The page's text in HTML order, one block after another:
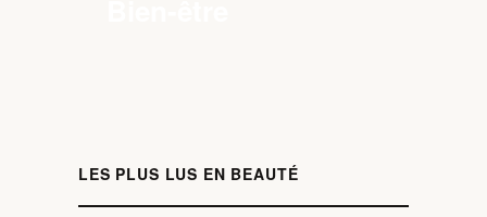
LES PLUS LUS EN BEAUTÉ